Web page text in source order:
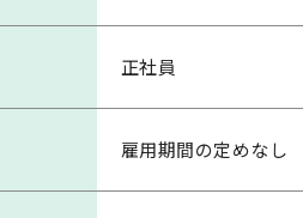
正社員
雇用期間の定めなし